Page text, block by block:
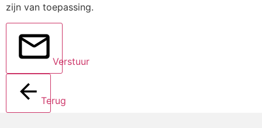
zijn van toepassing.
Verstuur
Terug